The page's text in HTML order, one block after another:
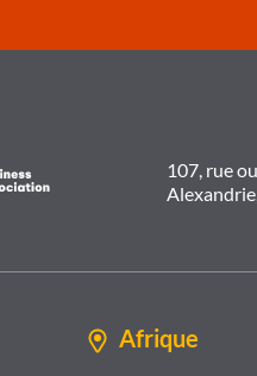
107, rue
Afrique